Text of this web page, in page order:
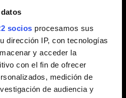
socios procesamos sus
dirección IP, con tecnologías
y acceder la
con el fin de ofrecer
medición de
de audiencia y
ayudará al Soporte técnico a
y ofrecer una solución
(DxDiag):
Windows+R.